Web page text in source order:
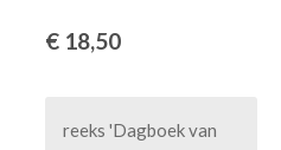
€ 18,50
reeks 'Dagboek van